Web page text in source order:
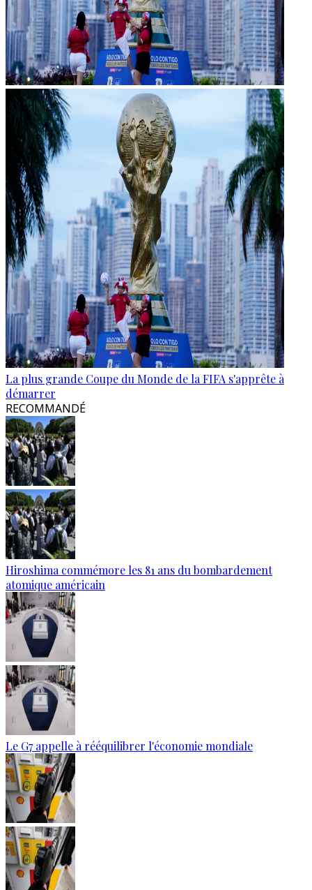
La plus grande Coupe du Monde de la FIFA s'apprête à
démarrer
RECOMMANDÉ
Hiroshima commémore les 81 ans du bombardement
atomique américain
Le G7 appelle à rééquilibrer l'économie mondiale